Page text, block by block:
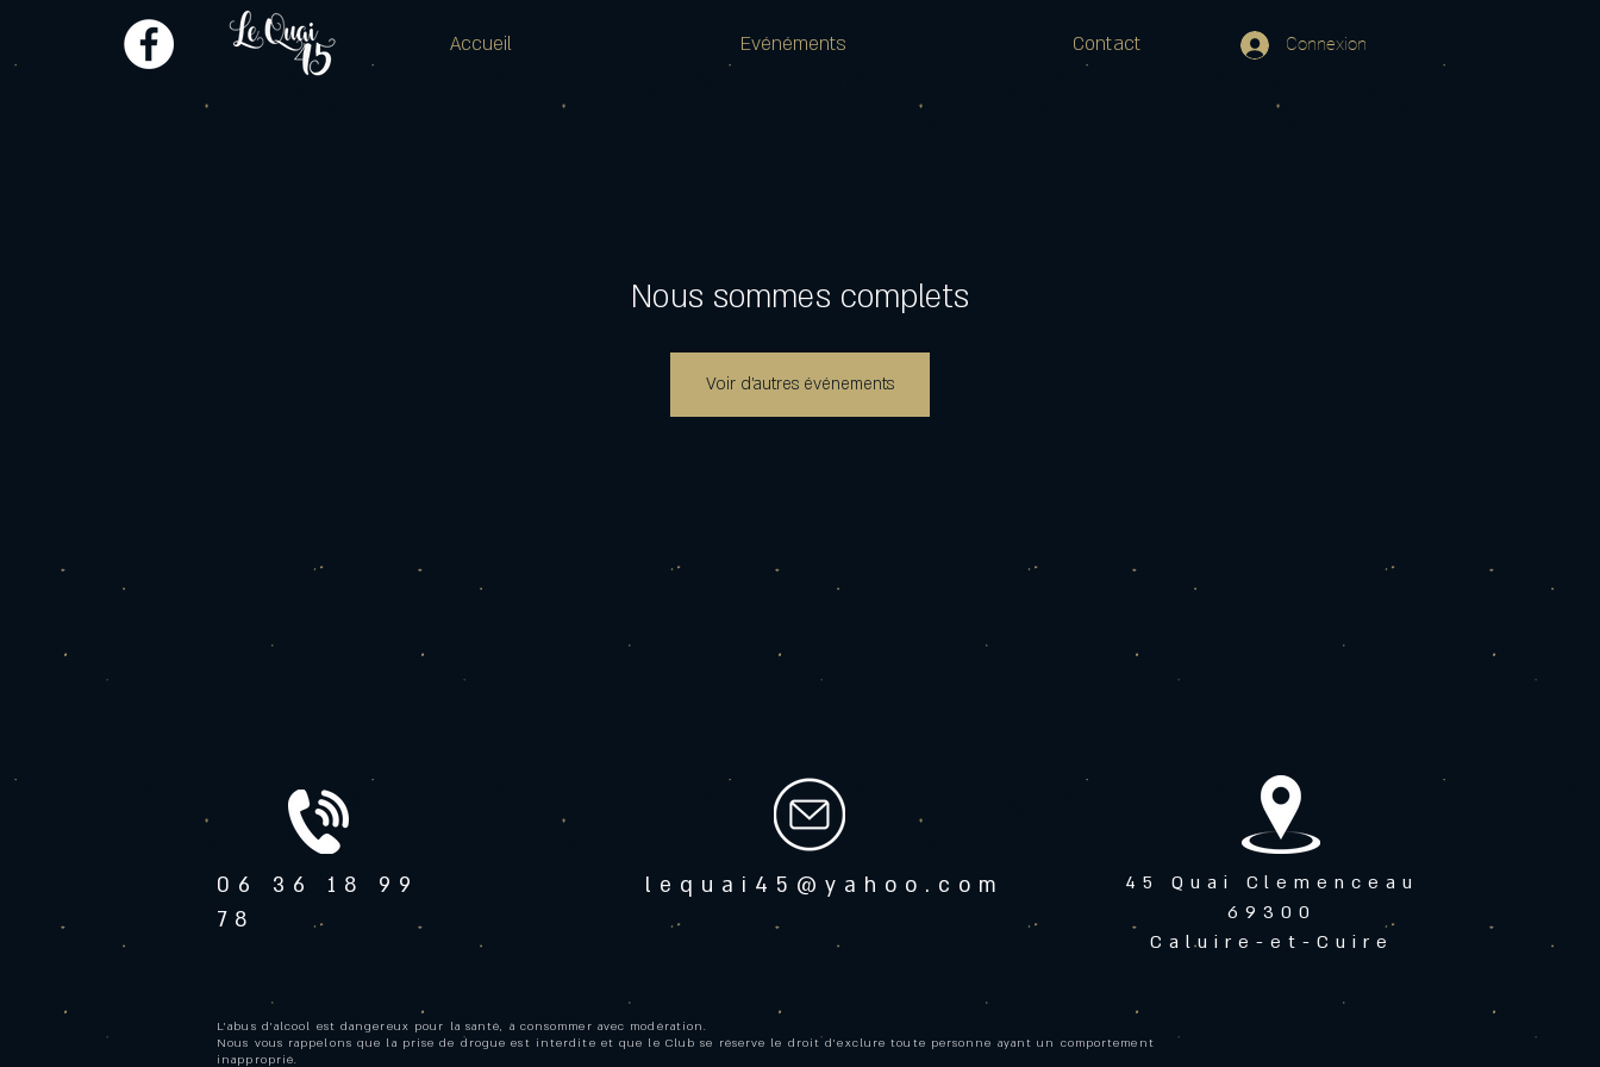
Connexion
Accueil Evénéments Contact
Nous sommes complets
Voir d'autres événements
06 36 18 99
78
lequai45@yahoo.com
45 Quai Clemenceau
69300
Caluire-et-Cuire
L'abus d'alcool est dangereux pour la santé, à consommer avec modération.
Nous vous rappelons que la prise de drogue est interdite et que le Club se réserve le droit d’exclure toute personne ayant un comportement
inapproprié.